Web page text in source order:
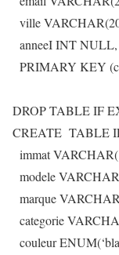
ville
anneeI INT NULL,
PRIMARY KEY
DROP TABLE IF
CREATE TABLE
immat
modele
marque
categorie
couleur